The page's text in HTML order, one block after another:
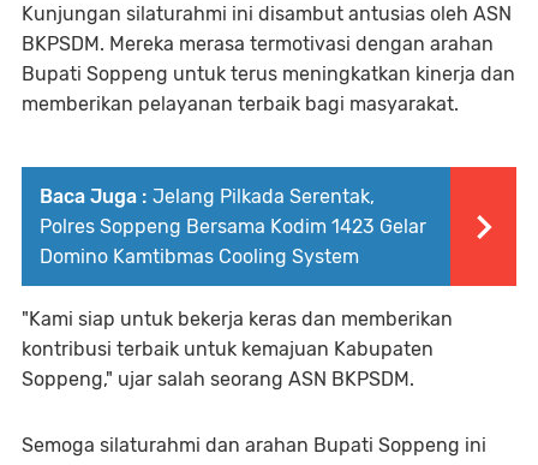
Kunjungan silaturahmi ini disambut antusias oleh ASN
BKPSDM. Mereka merasa termotivasi dengan arahan
Bupati Soppeng untuk terus meningkatkan kinerja dan
memberikan pelayanan terbaik bagi masyarakat.
Baca Juga : Jelang Pilkada Serentak,
Polres Soppeng Bersama Kodim 1423 Gelar
Domino Kamtibmas Cooling System
"Kami siap untuk bekerja keras dan memberikan
kontribusi terbaik untuk kemajuan Kabupaten
Soppeng," ujar salah seorang ASN BKPSDM.
Semoga silaturahmi dan arahan Bupati Soppeng ini